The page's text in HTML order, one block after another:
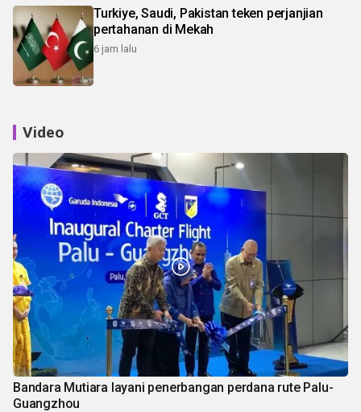
Turkiye, Saudi, Pakistan teken perjanjian
pertahanan di Mekah
6 jam lalu
Video
Bandara Mutiara layani penerbangan perdana rute Palu-
Guangzhou